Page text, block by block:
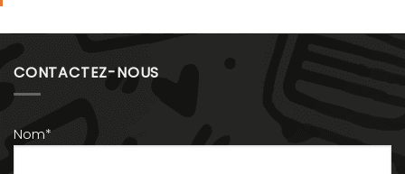
CONTACTEZ-NOUS
Nom*